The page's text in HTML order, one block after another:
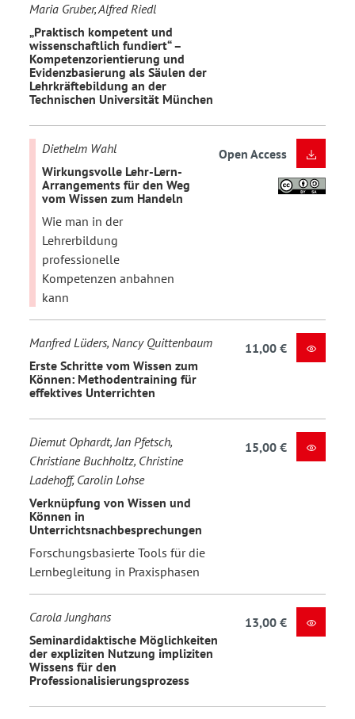
Maria Gruber, Alfred Riedl
„Praktisch kompetent und
wissenschaftlich fundiert“ –
Kompetenzorientierung und
Evidenzbasierung als Säulen der
Lehrkräftebildung an der
Technischen Universität München
Diethelm Wahl
Wirkungsvolle Lehr-Lern-
Arrangements für den Weg
vom Wissen zum Handeln
Wie man in der
Lehrerbildung
professionelle
Kompetenzen anbahnen
kann
Open Access
Manfred Lüders, Nancy Quittenbaum
Erste Schritte vom Wissen zum
Können: Methodentraining für
effektives Unterrichten
11,00 €
Diemut Ophardt, Jan Pfetsch,
Christiane Buchholtz, Christine
Ladehoff, Carolin Lohse
Verknüpfung von Wissen und
Können in
Unterrichtsnachbesprechungen
Forschungsbasierte Tools für die
Lernbegleitung in Praxisphasen
15,00 €
Carola Junghans
Seminardidaktische Möglichkeiten
der expliziten Nutzung impliziten
Wissens für den
Professionalisierungsprozess
13,00 €